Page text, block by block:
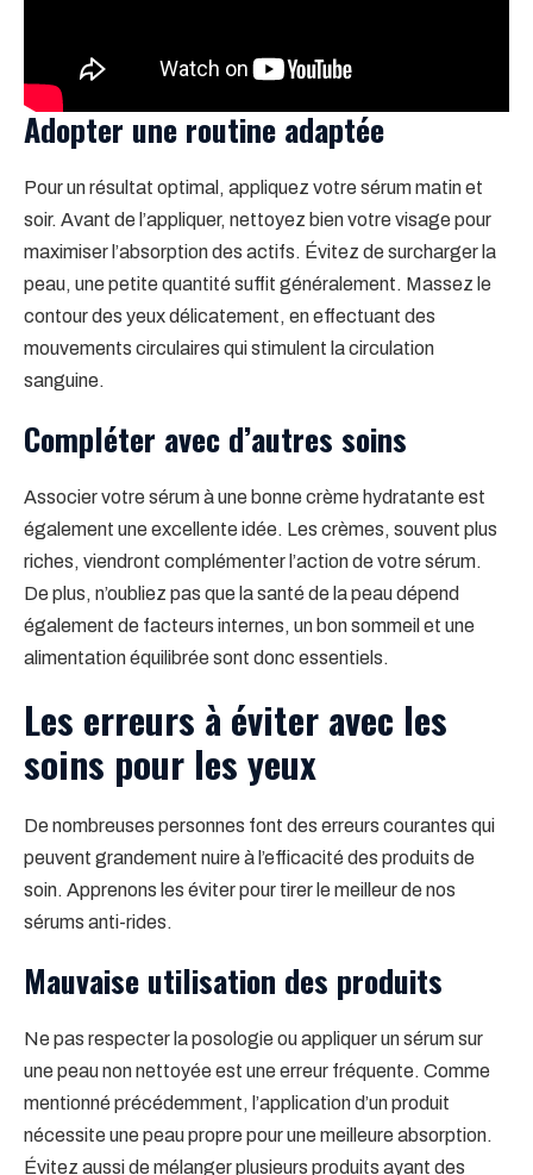
Adopter une routine adaptée
Pour un résultat optimal, appliquez votre sérum matin et
soir. Avant de l’appliquer, nettoyez bien votre visage pour
maximiser l’absorption des actifs. Évitez de surcharger la
peau, une petite quantité suffit généralement. Massez le
contour des yeux délicatement, en effectuant des
mouvements circulaires qui stimulent la circulation
sanguine.
Compléter avec d’autres soins
Associer votre sérum à une bonne crème hydratante est
également une excellente idée. Les crèmes, souvent plus
riches, viendront complémenter l’action de votre sérum.
De plus, n’oubliez pas que la santé de la peau dépend
également de facteurs internes, un bon sommeil et une
alimentation équilibrée sont donc essentiels.
Les erreurs à éviter avec les
soins pour les yeux
De nombreuses personnes font des erreurs courantes qui
peuvent grandement nuire à l’efficacité des produits de
soin. Apprenons les éviter pour tirer le meilleur de nos
sérums anti-rides.
Mauvaise utilisation des produits
Ne pas respecter la posologie ou appliquer un sérum sur
une peau non nettoyée est une erreur fréquente. Comme
mentionné précédemment, l’application d’un produit
nécessite une peau propre pour une meilleure absorption.
Évitez aussi de mélanger plusieurs produits ayant des